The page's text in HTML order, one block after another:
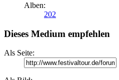
Alben:
202
Dieses Medium empfehlen
Als Seite: